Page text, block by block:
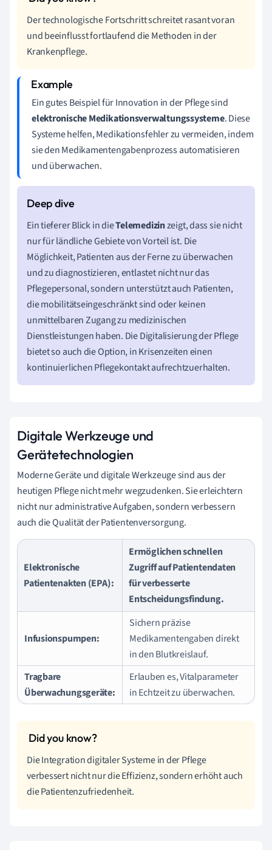
Der technologische Fortschritt schreitet rasant voran
und beeinflusst fortlaufend die Methoden in der
Krankenpflege.
Ein gutes Beispiel für Innovation in der Pflege sind
elektronische Medikationsverwaltungssysteme. Diese
Systeme helfen, Medikationsfehler zu vermeiden, indem
sie den Medikamentengabenprozess automatisieren
und überwachen.
Ein tieferer Blick in dieTelemedizinzeigt, dass sie nicht
nur für ländliche Gebiete von Vorteil ist. Die
Möglichkeit, Patienten aus der Ferne zu überwachen
und zu diagnostizieren, entlastet nicht nur das
Pflegepersonal, sondern unterstützt auch Patienten,
die mobilitätseingeschränkt sind oder keinen
unmittelbaren Zugang zu medizinischen
Dienstleistungen haben. Die Digitalisierung der Pflege
bietet so auch die Option, in Krisenzeiten einen
kontinuierlichen Pflegekontakt aufrechtzuerhalten.
Digitale Werkzeuge und
Gerätetechnologien
Moderne Geräte und digitale Werkzeuge sind aus der
heutigen Pflege nicht mehr wegzudenken. Sie erleichtern
nicht nur administrative Aufgaben, sondern verbessern
auch die Qualität der Patientenversorgung.
Elektronische
Patientenakten (EPA):
Ermöglichen schnellen
Zugriff auf Patientendaten
für verbesserte
Entscheidungsfindung.
Infusionspumpen:
Sichern präzise
Medikamentengaben direkt
in den Blutkreislauf.
Tragbare
Überwachungsgeräte:
Erlauben es, Vitalparameter
in Echtzeit zu überwachen.
Die Integration digitaler Systeme in der Pflege
verbessert nicht nur die Effizienz, sondern erhöht auch
die Patientenzufriedenheit.